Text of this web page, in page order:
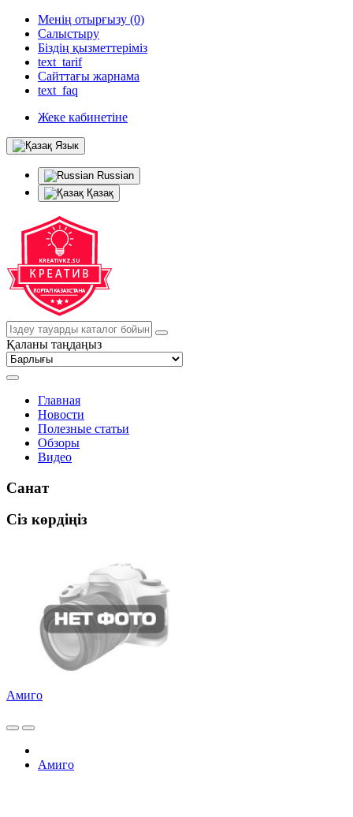
Менің отырғызу (0)
Салыстыру
Біздің қызметтеріміз
text_tarif
Сайттағы жарнама
text_faq
Жеке кабинетіне
Язык
Russian
Қазақ
Қаланы таңдаңыз
Главная
Новости
Полезные статьи
Обзоры
Видео
Санат
Сіз көрдіңіз
Амиго
Амиго